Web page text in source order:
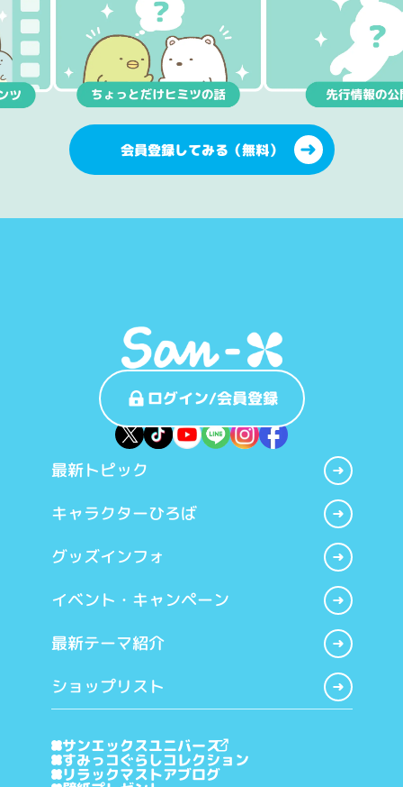
会員登録してみる（無料）
ログイン/会員登録
最新トピック
キャラクターひろば
グッズインフォ
イベント・キャンペーン
最新テーマ紹介
ショップリスト
サンエックスユニバース
すみっコぐらしコレクション
リラックマストアブログ